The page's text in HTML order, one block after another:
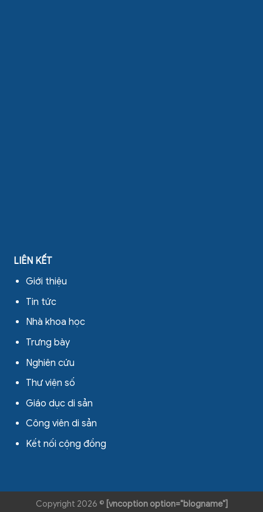
LIÊN KẾT
Giới thiệu
Tin tức
Nhà khoa học
Trưng bày
Nghiên cứu
Thư viện số
Giáo dục di sản
Công viên di sản
Kết nối cộng đồng
Copyright 2026 © [vncoption option="blogname"]